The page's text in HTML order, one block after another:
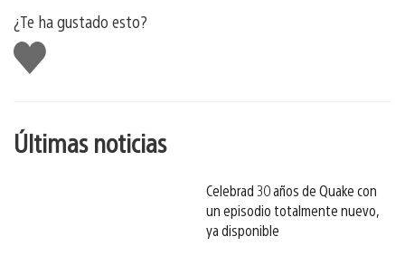
¿Te ha gustado esto?
Me
gusta
Últimas noticias
Celebrad 30 años de Quake con
un episodio totalmente nuevo,
ya disponible